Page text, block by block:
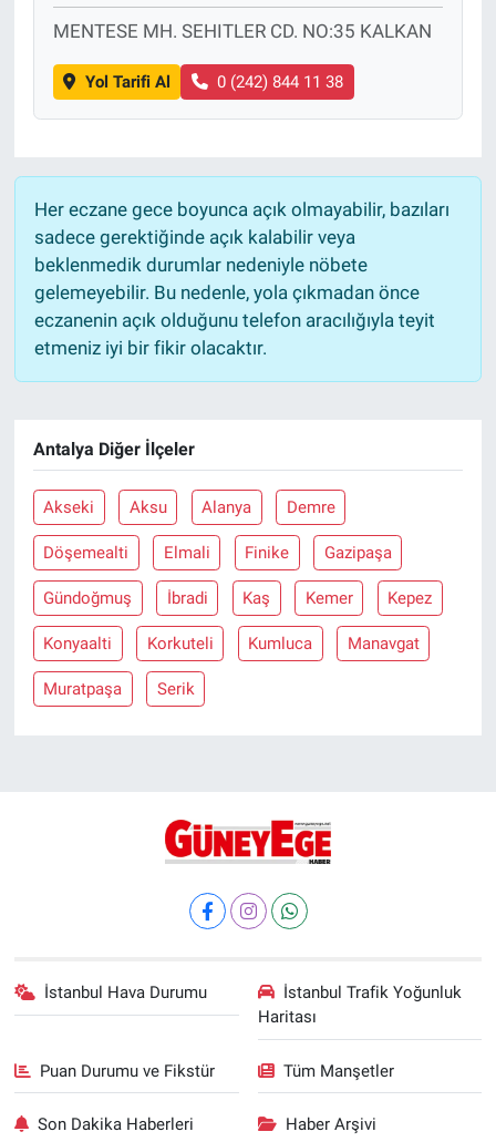
MENTESE MH. SEHITLER CD. NO:35 KALKAN
Yol Tarifi Al 0 (242) 844 11 38
Her eczane gece boyunca açık olmayabilir, bazıları
sadece gerektiğinde açık kalabilir veya
beklenmedik durumlar nedeniyle nöbete
gelemeyebilir. Bu nedenle, yola çıkmadan önce
eczanenin açık olduğunu telefon aracılığıyla teyit
etmeniz iyi bir fikir olacaktır.
Antalya Diğer İlçeler
Akseki Aksu Alanya Demre
Döşemealti Elmali Finike Gazipaşa
Gündoğmuş İbradi Kaş Kemer Kepez
Konyaalti Korkuteli Kumluca Manavgat
Muratpaşa Serik
İstanbul Hava Durumu
İstanbul Trafik Yoğunluk
Haritası
Puan Durumu ve Fikstür Tüm Manşetler
Son Dakika Haberleri Haber Arşivi